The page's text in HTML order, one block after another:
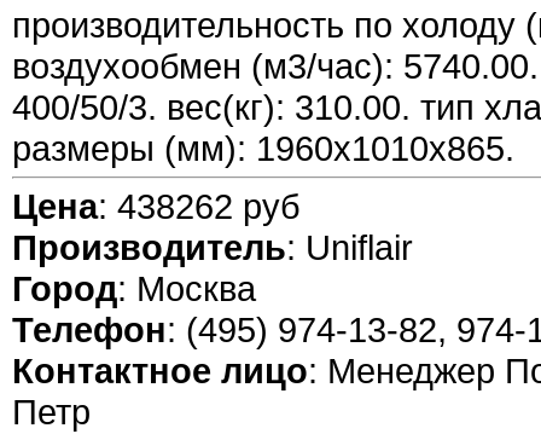
производительность по холоду
воздухообмен (м3/час):
400/50/3. вес(кг): 310.00. тип
размеры (мм): 1960x1010x865.
Цена: 438262 руб
Производитель: Uniflair
Город: Москва
Телефон: (495) 974-13-82, 974-
Контактное лицо: Менеджер
Петр